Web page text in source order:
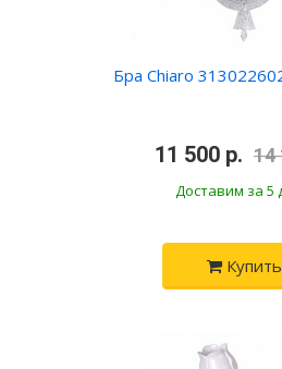
Бра Chiaro
11 500 р. 14
Доставим за 5
Купить